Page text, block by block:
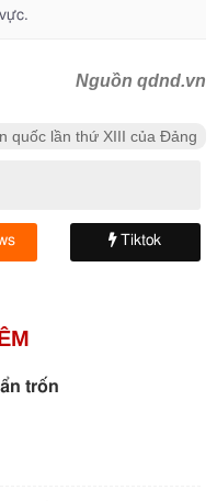
Nguồn qdnd.vn
quốc lần thứ XIII của Đảng
Tiktok
trốn